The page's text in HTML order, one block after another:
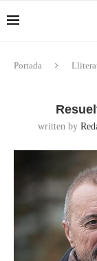
Portada
written by